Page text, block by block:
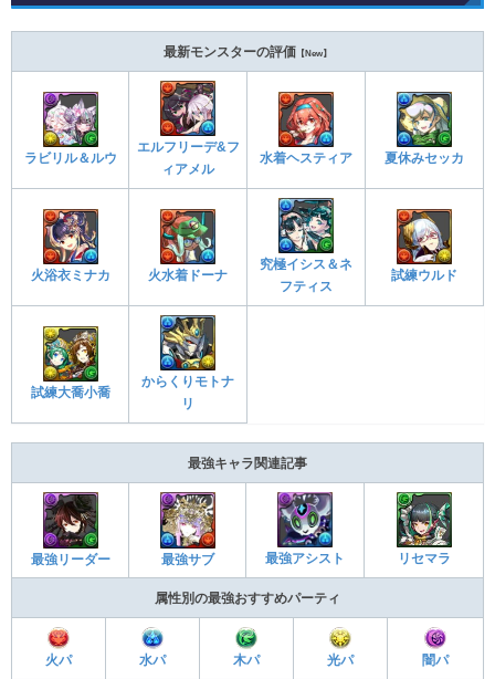
最新モンスターの評価 【New】
ラビリル＆ルウ
エルフリーデ&フ
ィアメル
水着ヘスティア 夏休みセッカ
火浴衣ミナカ 火水着ドーナ
究極イシス＆ネ
フティス
試練ウルド
試練大喬小喬
からくりモトナ
リ
最強キャラ関連記事
最強リーダー 最強サブ 最強アシスト リセマラ
属性別の最強おすすめパーティ
火パ 水パ 木パ 光パ 闇パ